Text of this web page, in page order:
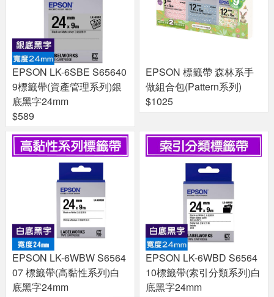
EPSON LK-6SBE S65640
9標籤帶(資產管理系列)銀
底黑字24mm
$589
EPSON 標籤帶 森林系手
做組合包(Pattern系列)
$1025
EPSON LK-6WBW S6564
07 標籤帶(高黏性系列)白
底黑字24mm
EPSON LK-6WBD S6564
10標籤帶(索引分類系列)白
底黑字24mm